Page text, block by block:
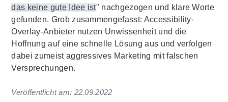
das keine gute Idee ist" nachgezogen und klare Worte
gefunden. Grob zusammengefasst: Accessibility-
Overlay-Anbieter nutzen Unwissenheit und die
Hoffnung auf eine schnelle Lösung aus und verfolgen
dabei zumeist aggressives Marketing mit falschen
Versprechungen.
Veröffentlicht am: 22.09.2022